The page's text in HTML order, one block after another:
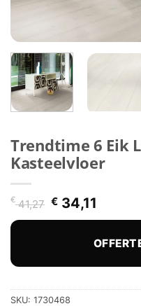
Trendtime 6 Eik
Kasteelvloer
€41,27
prijs
€ 41,27.
€34,11
prijs
€
SKU: 1730468